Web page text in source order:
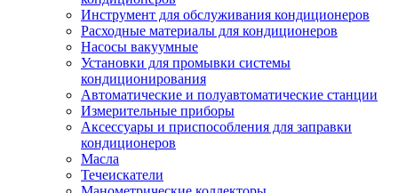
Инструмент для обслуживания кондиционеров
Расходные материалы для кондиционеров
Насосы вакуумные
Установки для промывки системы
кондиционирования
Автоматические и полуавтоматические станции
Измерительные приборы
Аксессуары и приспособления для заправки
кондиционеров
Масла
Течеискатели